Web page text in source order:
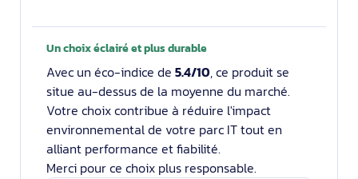
Un choix éclairé et plus durable
Avec un éco-indice de 5.4/10, ce produit se
situe au-dessus de la moyenne du marché.
Votre choix contribue à réduire l'impact
environnemental de votre parc IT tout en
alliant performance et fiabilité.
Merci pour ce choix plus responsable.